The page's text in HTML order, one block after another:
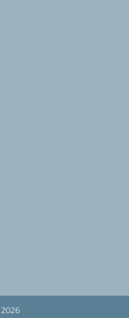
2026